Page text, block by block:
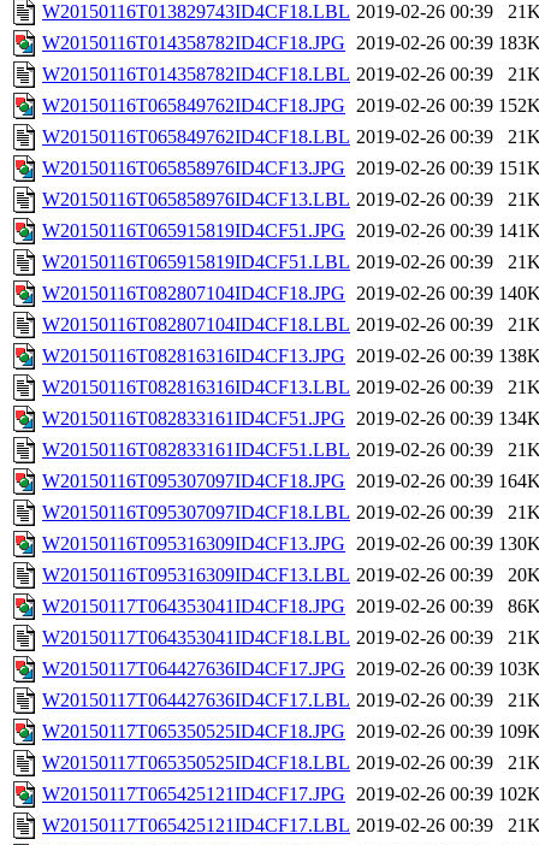
W20150116T013829743ID4CF18.LBL 2019-02-26 00:39
W20150116T014358782ID4CF18.JPG 2019-02-26 00:39
W20150116T014358782ID4CF18.LBL 2019-02-26 00:39
W20150116T065849762ID4CF18.JPG 2019-02-26 00:39
W20150116T065849762ID4CF18.LBL 2019-02-26 00:39
W20150116T065858976ID4CF13.JPG 2019-02-26 00:39
W20150116T065858976ID4CF13.LBL 2019-02-26 00:39
W20150116T065915819ID4CF51.JPG 2019-02-26 00:39
W20150116T065915819ID4CF51.LBL 2019-02-26 00:39
W20150116T082807104ID4CF18.JPG 2019-02-26 00:39
W20150116T082807104ID4CF18.LBL 2019-02-26 00:39
W20150116T082816316ID4CF13.JPG 2019-02-26 00:39
W20150116T082816316ID4CF13.LBL 2019-02-26 00:39
W20150116T082833161ID4CF51.JPG 2019-02-26 00:39
W20150116T082833161ID4CF51.LBL 2019-02-26 00:39
W20150116T095307097ID4CF18.JPG 2019-02-26 00:39
W20150116T095307097ID4CF18.LBL 2019-02-26 00:39
W20150116T095316309ID4CF13.JPG 2019-02-26 00:39
W20150116T095316309ID4CF13.LBL 2019-02-26 00:39
W20150117T064353041ID4CF18.JPG 2019-02-26 00:39
W20150117T064353041ID4CF18.LBL 2019-02-26 00:39
W20150117T064427636ID4CF17.JPG 2019-02-26 00:39
W20150117T064427636ID4CF17.LBL 2019-02-26 00:39
W20150117T065350525ID4CF18.JPG 2019-02-26 00:39
W20150117T065350525ID4CF18.LBL 2019-02-26 00:39
W20150117T065425121ID4CF17.JPG 2019-02-26 00:39
W20150117T065425121ID4CF17.LBL 2019-02-26 00:39